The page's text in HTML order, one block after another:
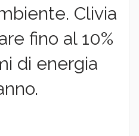
Clivia
fino al 10%
di energia